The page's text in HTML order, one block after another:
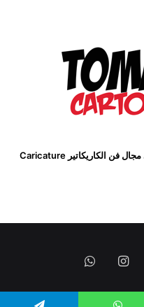
- موقع إلكتروني متخصص في مجال فن الكاريكاتير Caricature
انستقرامواتساب